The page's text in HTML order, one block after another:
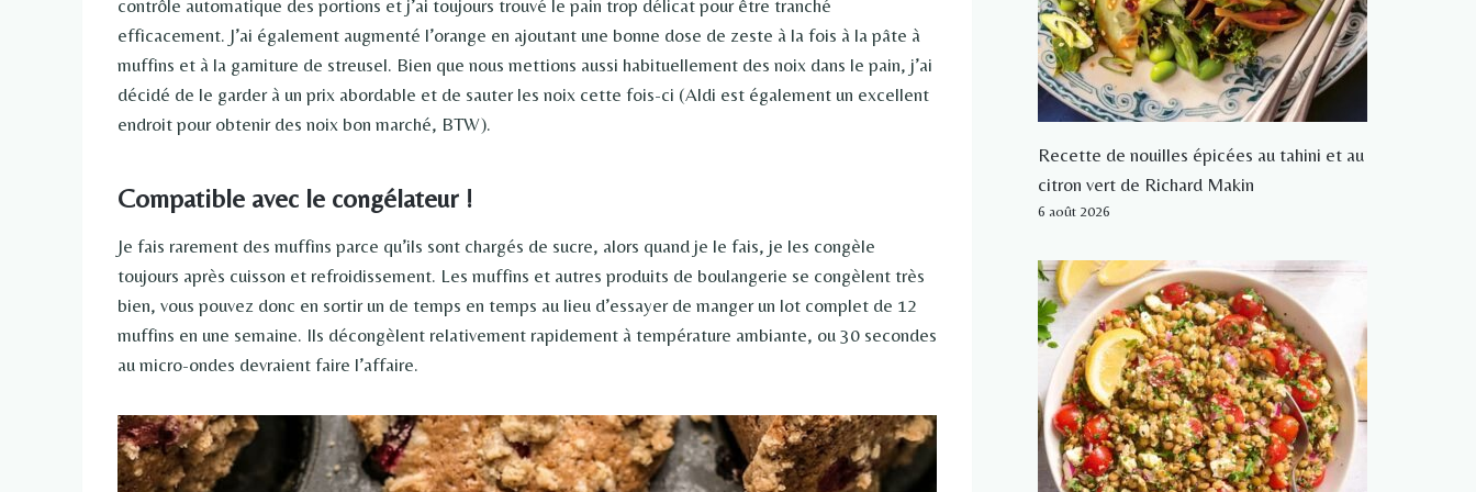
contrôle automatique des portions et j’ai toujours trouvé le pain trop délicat pour être tranché
efficacement. J’ai également augmenté l’orange en ajoutant une bonne dose de zeste à la fois à la pâte à
muffins et à la garniture de streusel. Bien que nous mettions aussi habituellement des noix dans le pain, j’ai
décidé de le garder à un prix abordable et de sauter les noix cette fois-ci (Aldi est également un excellent
endroit pour obtenir des noix bon marché, BTW).
Compatible avec le congélateur !
Je fais rarement des muffins parce qu’ils sont chargés de sucre, alors quand je le fais, je les congèle
toujours après cuisson et refroidissement. Les muffins et autres produits de boulangerie se congèlent très
bien, vous pouvez donc en sortir un de temps en temps au lieu d’essayer de manger un lot complet de 12
muffins en une semaine. Ils décongèlent relativement rapidement à température ambiante, ou 30 secondes
au micro-ondes devraient faire l’affaire.
Recette de nouilles épicées au tahini et au
citron vert de Richard Makin
6 août 2026